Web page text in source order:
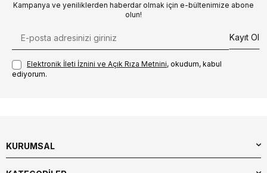
Kampanya ve yeniliklerden haberdar olmak için e-bültenimize abone
olun!
Kayıt Ol
Elektronik İleti İzni‌ni ve Açık Rıza Metni‌ni, okudum, kabul
ediyorum.
KURUMSAL